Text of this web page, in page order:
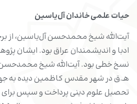
حیات علمی خاندان آل‌یاسین
آیت‌الله شیخ محمدحسن آل‌یاسین، از
ادبا و اندیشمندان عراق بود. ایشان
هـ.ق در شهر مقدس کاظمین دیده به
تحصیل علوم دینی پرداخت و سپس